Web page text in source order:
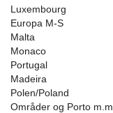
Luxembourg
Europa M-S
Malta
Monaco
Portugal
Madeira
Polen/Poland
Områder og Porto m.m